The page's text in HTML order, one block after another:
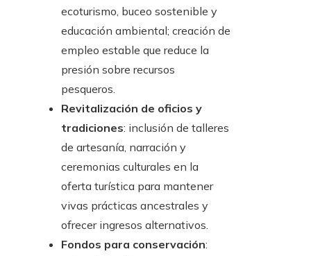
ecoturismo, buceo sostenible y
educación ambiental; creación de
empleo estable que reduce la
presión sobre recursos
pesqueros.
Revitalización de oficios y
tradiciones: inclusión de talleres
de artesanía, narración y
ceremonias culturales en la
oferta turística para mantener
vivas prácticas ancestrales y
ofrecer ingresos alternativos.
Fondos para conservación: